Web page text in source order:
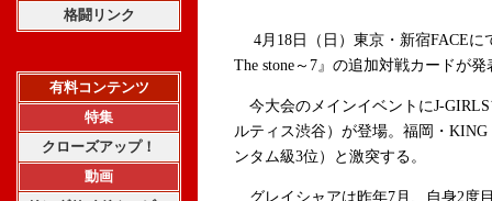
格闘リンク
有料コンテンツ
特集
クローズアップ！
動画
4月18日（日）東京・新宿FACEに
The stone～7』の追加対戦カードが
今大会のメインイベントにJ-
ルティス渋谷）が登場。福岡・
ンタム級3位）と激突する。
グレイシャアは昨年7月、自身2度